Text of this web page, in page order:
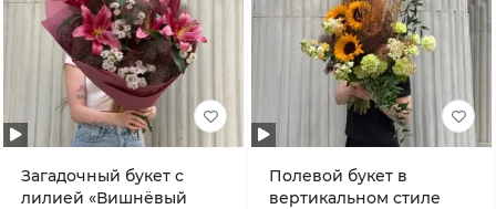
Загадочный букет с
лилией «Вишнёвый
Полевой букет в
вертикальном стиле